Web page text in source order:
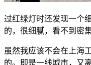
过红绿灯时还发现一个
的，很细腻，看不到密
虽然我应该不会在上海
的。即是一线城市，又